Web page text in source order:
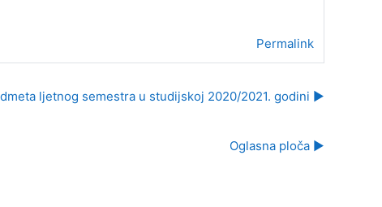
Permalink
ljetnog semestra u studijskoj 2020/2021. godini ▶︎
Oglasna ploča ▶︎